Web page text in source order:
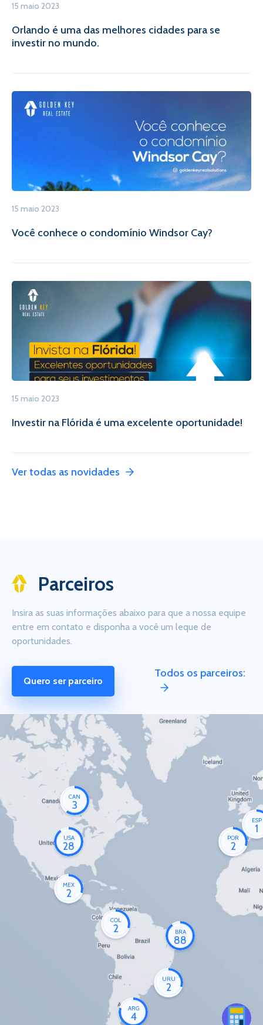
15 maio 2023
Orlando é uma das melhores cidades para se
investir no mundo.
15 maio 2023
Você conhece o condomínio Windsor Cay?
15 maio 2023
Investir na Flórida é uma excelente oportunidade!
Ver todas as novidades
Parceiros
Insira as suas informações abaixo para que a nossa equipe
entre em contato e disponha a você um leque de
oportunidades.
Quero ser parceiro
Todos os parceiros:
CAN
3
USA
28
MEX
2
COL
2 BRA
88
URU
2
ARG
4
POR
2
ESP
1